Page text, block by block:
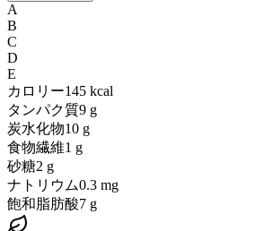
A
B
C
D
E
カロリー145 kcal
タンパク質9 g
炭水化物10 g
食物繊維1 g
砂糖2 g
ナトリウム0.3 mg
飽和脂肪酸7 g